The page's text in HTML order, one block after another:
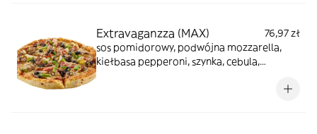
Extravaganzza (MAX)
76,97 zł
sos pomidorowy, podwójna mozzarella,
kiełbasa pepperoni, szynka, cebula,